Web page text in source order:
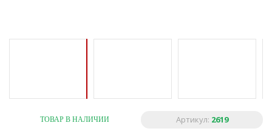
ТОВАР В НАЛИЧИИ Артикул: 2619